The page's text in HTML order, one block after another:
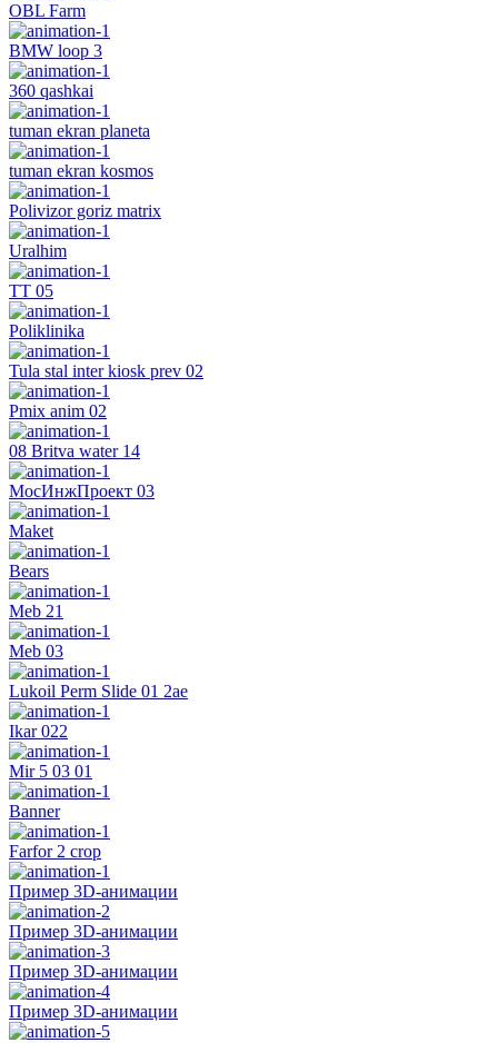
OBL Farm
BMW loop 3
360 qashkai
tuman ekran planeta
tuman ekran kosmos
Polivizor goriz matrix
Uralhim
TT 05
Poliklinika
Tula stal inter kiosk prev 02
Pmix anim 02
08 Britva water 14
МосИнжПроект 03
Maket
Bears
Meb 21
Meb 03
Lukoil Perm Slide 01 2ae
Ikar 022
Mir 5 03 01
Banner
Farfor 2 crop
Пример 3D-анимации
Пример 3D-анимации
Пример 3D-анимации
Пример 3D-анимации